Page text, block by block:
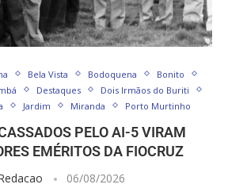
Bela Vista Bodoquena
Bonito
Destaques
Dois Irmãos do Buriti
Jardim Miranda Porto Murtinho
PELO AI-5 VIRAM
EMÉRITOS DA FIOCRUZ
06/08/2026